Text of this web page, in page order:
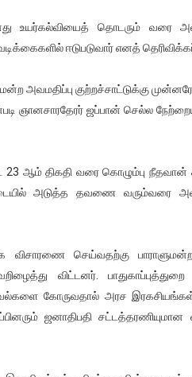
இடங்கள்...
முதியவருக்கு வழங்கப்பட்ட
உத்தரவு!
ஆகியோரின் நினைவெழுச்சி
அழிப்பிற்கு நீதி கேட்டு
கூட்டத்தில் இன்று உரை
காலெக்ஷன் செய்த திரைப்படம் !
உயர்கல்வியைத் தொடரும் வரை
ஈடுபடுவார் எனத்
அவமதிப்பு குற்றச்சாட்டுக்கு
ஞானசாரதேரர் ஜப்பான் செல்ல
திகதி வரை கொழும்பு நீதவான்
அடுத்த தவணை வரும்வரை
செய்வதற்கு பாராளுமன்ற
விட்டனர். பாதுகாப்புத்துறை
கோருவதால் அரச
ஜனாதிபதி சட்டத்தரணியுமான